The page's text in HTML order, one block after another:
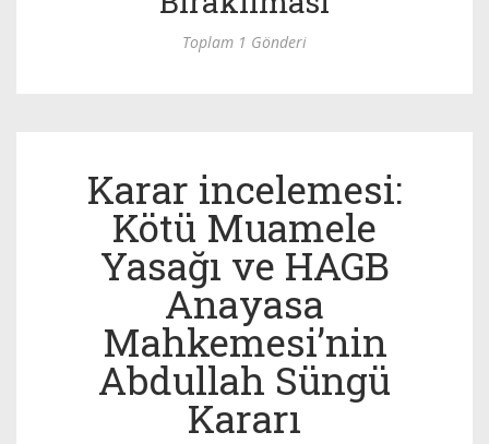
Toplam 1 Gönderi
Karar incelemesi:
Kötü Muamele
Yasağı ve HAGB
Anayasa
Mahkemesi’nin
Abdullah Süngü
Kararı